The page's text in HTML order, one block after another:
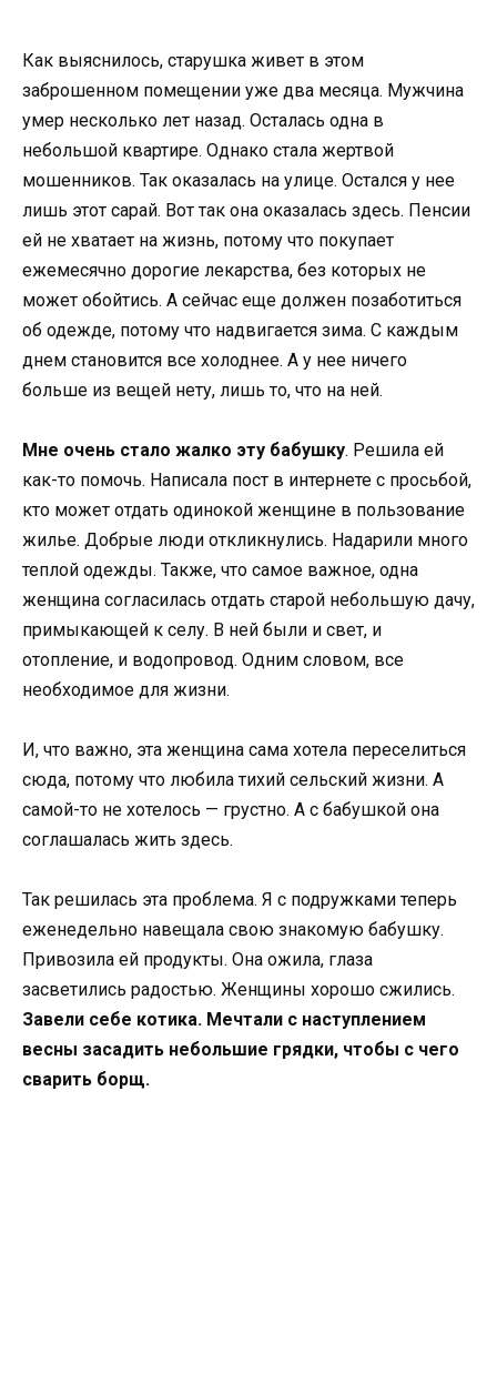
Как выяснилось, старушка живет в этом
заброшенном помещении уже два месяца. Мужчина
умер несколько лет назад. Осталась одна в
небольшой квартире. Однако стала жертвой
мошенников. Так оказалась на улице. Остался у нее
лишь этот сарай. Вот так она оказалась здесь. Пенсии
ей не хватает на жизнь, потому что покупает
ежемесячно дорогие лекарства, без которых не
может обойтись. А сейчас еще должен позаботиться
об одежде, потому что надвигается зима. С каждым
днем ​​становится все холоднее. А у нее ничего
больше из вещей нету, лишь то, что на ней.
Мне очень стало жалко эту бабушку. Решила ей
как-то помочь. Написала пост в интернете с просьбой,
кто может отдать одинокой женщине в пользование
жилье. Добрые люди откликнулись. Надарили много
теплой одежды. Также, что самое важное, одна
женщина согласилась отдать старой небольшую дачу,
примыкающей к селу. В ней были и свет, и
отопление, и водопровод. Одним словом, все
необходимое для жизни.
И, что важно, эта женщина сама хотела переселиться
сюда, потому что любила тихий сельский жизни. А
самой-то не хотелось — грустно. А с бабушкой она
соглашалась жить здесь.
Так решилась эта проблема. Я с подружками теперь
еженедельно навещала свою знакомую бабушку.
Привозила ей продукты. Она ожила, глаза
засветились радостью. Женщины хорошо сжились.
Завели себе котика. Мечтали с наступлением
весны засадить небольшие грядки, чтобы с чего
сварить борщ.